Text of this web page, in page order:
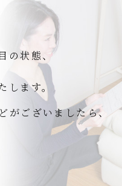
の状態、
します。
がございましたら、